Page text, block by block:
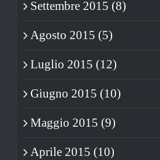
Settembre 2015 (8)
Agosto 2015 (5)
Luglio 2015 (12)
Giugno 2015 (10)
Maggio 2015 (9)
Aprile 2015 (10)